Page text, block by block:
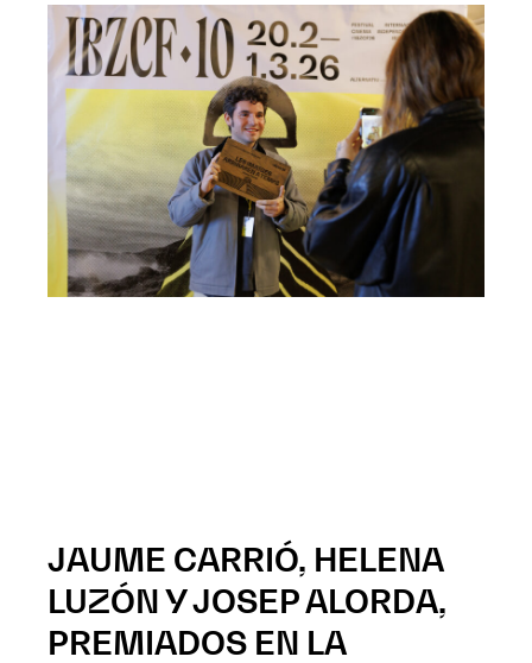
JAUME CARRIÓ, HELENA
LUZÓN Y JOSEP ALORDA,
PREMIADOS EN LA